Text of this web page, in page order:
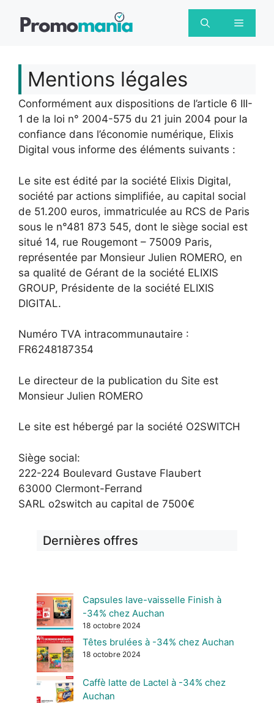
Menu
Mentions légales
Conformément aux dispositions de l’article 6 III-
1 de la loi n° 2004-575 du 21 juin 2004 pour la
confiance dans l’économie numérique, Elixis
Digital vous informe des éléments suivants :
Le site est édité par la société Elixis Digital,
société par actions simplifiée, au capital social
de 51.200 euros, immatriculée au RCS de Paris
sous le n°481 873 545, dont le siège social est
situé 14, rue Rougemont – 75009 Paris,
représentée par Monsieur Julien ROMERO, en
sa qualité de Gérant de la société ELIXIS
GROUP, Présidente de la société ELIXIS
DIGITAL.
Numéro TVA intracommunautaire :
FR6248187354
Le directeur de la publication du Site est
Monsieur Julien ROMERO
Le site est hébergé par la société O2SWITCH
Siège social:
222-224 Boulevard Gustave Flaubert
63000 Clermont-Ferrand
SARL o2switch au capital de 7500€
Dernières offres
Capsules lave-vaisselle Finish à
-34% chez Auchan
18 octobre 2024
Têtes brulées à -34% chez Auchan
18 octobre 2024
Caffè latte de Lactel à -34% chez
Auchan